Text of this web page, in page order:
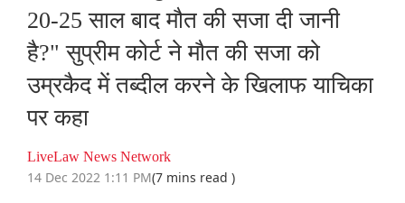
20-25 साल बाद मौत की सजा दी जानी
है?" सुप्रीम कोर्ट ने मौत की सजा को
उम्रकैद में तब्दील करने के खिलाफ याचिका
पर कहा
LiveLaw News Network
14 Dec 2022 1:11 PM(7 mins read )